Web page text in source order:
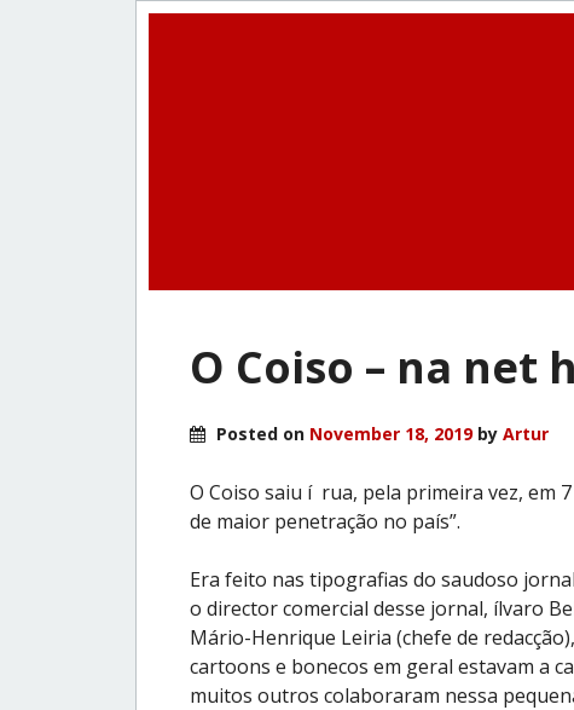
O Coiso – na net
Posted on November 18, 2019by Artur
O Coiso saiu í rua, pela primeira vez, em
de maior penetração no país”.
Era feito nas tipografias do saudoso
o director comercial desse jornal, ílvaro
Mário-Henrique Leiria (chefe de
cartoons e bonecos em geral estavam a
muitos outros colaboraram nessa